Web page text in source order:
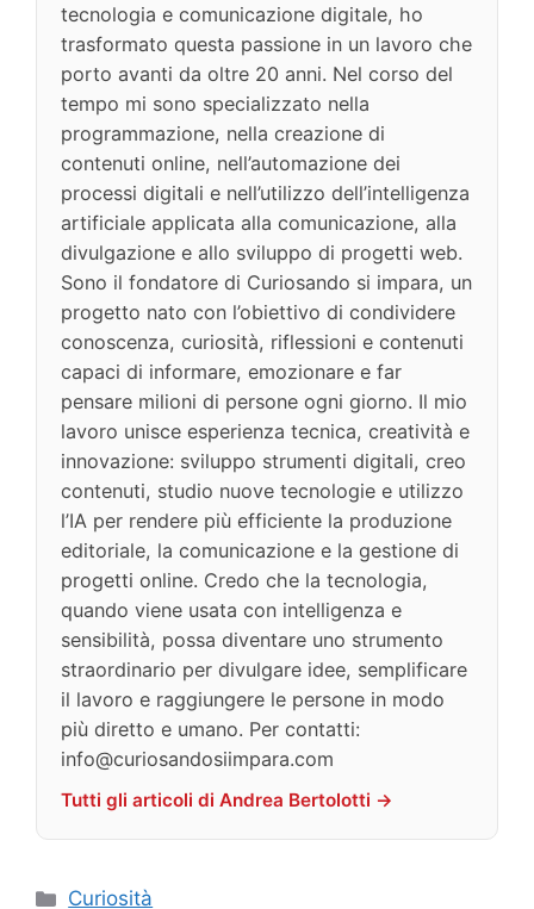
tecnologia e comunicazione digitale, ho
trasformato questa passione in un lavoro che
porto avanti da oltre 20 anni. Nel corso del
tempo mi sono specializzato nella
programmazione, nella creazione di
contenuti online, nell’automazione dei
processi digitali e nell’utilizzo dell’intelligenza
artificiale applicata alla comunicazione, alla
divulgazione e allo sviluppo di progetti web.
Sono il fondatore di Curiosando si impara, un
progetto nato con l’obiettivo di condividere
conoscenza, curiosità, riflessioni e contenuti
capaci di informare, emozionare e far
pensare milioni di persone ogni giorno. Il mio
lavoro unisce esperienza tecnica, creatività e
innovazione: sviluppo strumenti digitali, creo
contenuti, studio nuove tecnologie e utilizzo
l’IA per rendere più efficiente la produzione
editoriale, la comunicazione e la gestione di
progetti online. Credo che la tecnologia,
quando viene usata con intelligenza e
sensibilità, possa diventare uno strumento
straordinario per divulgare idee, semplificare
il lavoro e raggiungere le persone in modo
più diretto e umano. Per contatti:
info@curiosandosiimpara.com
Tutti gli articoli di Andrea Bertolotti →
Categorie
Curiosità